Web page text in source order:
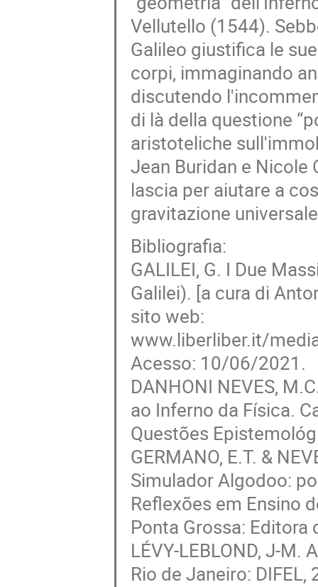
Vellutello (1544).
Galileo giustifica le
corpi, immaginando
discutendo
di là della questione
aristoteliche
Jean Buridan e Nicole
lascia per aiutare a
gravitazione
Bibliografia:
GALILEI, G. I Due
Galilei). [a cura di
sito web:
www.liberliber.it/
Acesso: 10/06/2021.
DANHONI NEVES,
ao Inferno da Física.
Questões
GERMANO, E.T. &
Simulador Algodoo:
Reflexões em Ensino
Ponta Grossa: Editora
LÉVY-LEBLOND, J-
Rio de Janeiro: DIFEL,